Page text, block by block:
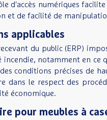
d'accès numériques
et de facilité de
applicables
du public (ERP)
incendie, notamment en ce
conditions précises de
dans le respect des
économique.
pour meubles à